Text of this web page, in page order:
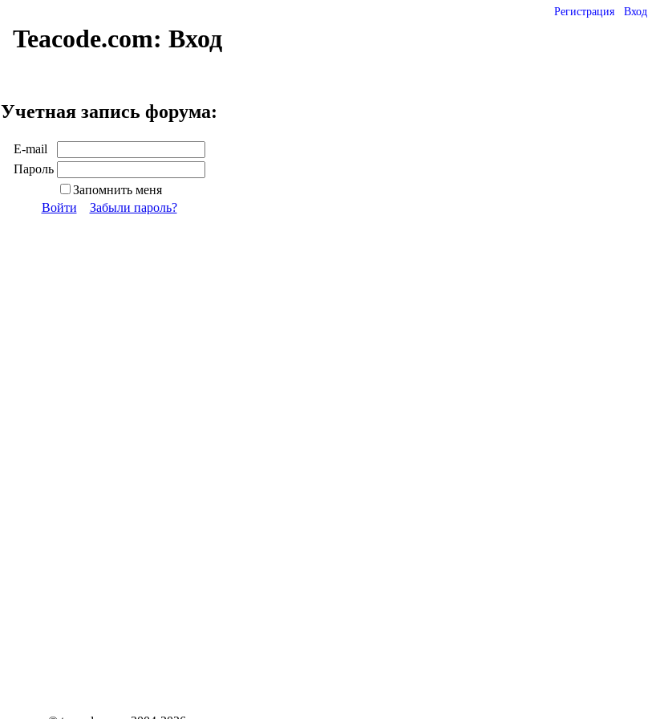
Регистрация Вход
Teacode.com: Вход
Учетная запись форума:
E-mail
Пароль
Запомнить меня
Войти
Забыли пароль?